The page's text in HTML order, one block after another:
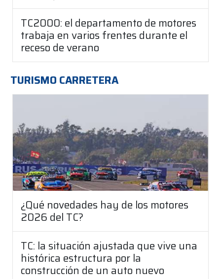
TC2000: el departamento de motores
trabaja en varios frentes durante el
receso de verano
TURISMO CARRETERA
¿Qué novedades hay de los motores
2026 del TC?
TC: la situación ajustada que vive una
histórica estructura por la
construcción de un auto nuevo